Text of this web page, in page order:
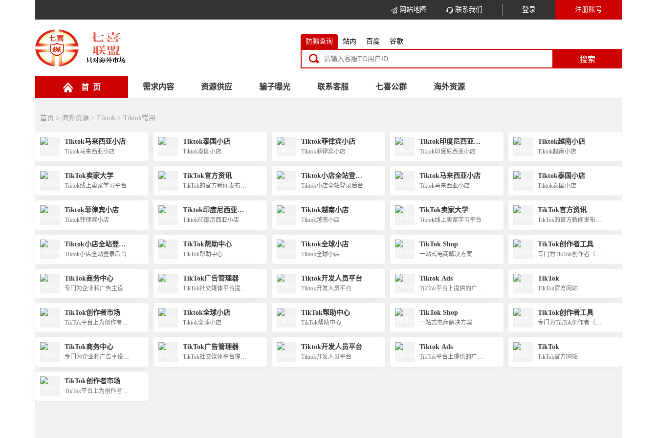
注册账号
登录
联系我们
网站地图
防骗查询 站内 百度 谷歌
搜索
首 页 需求内容 资源供应 骗子曝光 联系客服 七喜公群 海外资源
首页 > 海外资源 > Tiktok > Tiktok常用
Tiktok马来西亚小店
Tiktok马来西亚小店
Tiktok泰国小店
Tiktok泰国小店
Tiktok菲律宾小店
Tiktok菲律宾小店
Tiktok印度尼西亚小
店
Tiktok印度尼西亚小店
Tiktok越南小店
Tiktok越南小店
TikTok卖家大学
Tiktok线上卖家学习平台
TikTok官方资讯
TikTok的官方新闻发布平
Tiktok小店全站登录
后台
Tiktok小店全站登录后台
Tiktok马来西亚小店
Tiktok马来西亚小店
Tiktok泰国小店
Tiktok泰国小店
Tiktok菲律宾小店
Tiktok菲律宾小店
Tiktok印度尼西亚小
店
Tiktok印度尼西亚小店
Tiktok越南小店
Tiktok越南小店
TikTok卖家大学
Tiktok线上卖家学习平台
TikTok官方资讯
TikTok的官方新闻发布平
Tiktok小店全站登录
后台
Tiktok小店全站登录后台
TikTok帮助中心
TikTok帮助中心
Tiktok全球小店
Tiktok全球小店
TikTok Shop
一站式电商解决方案
TikTok创作者工具
专门为TikTok创作者（内
TikTok商务中心
专门为企业和广告主设计
TikTok广告管理器
TikTok社交媒体平台提供
Tiktok开发人员平台
Tiktok开发人员平台
Tiktok Ads
TikTok平台上提供的广告
TikTok
TikTok官方网站
TikTok创作者市场
TikTok平台上为创作者提
Tiktok全球小店
Tiktok全球小店
TikTok帮助中心
TikTok帮助中心
TikTok Shop
一站式电商解决方案
TikTok创作者工具
专门为TikTok创作者（内
TikTok商务中心
专门为企业和广告主设计
TikTok广告管理器
TikTok社交媒体平台提供
Tiktok开发人员平台
Tiktok开发人员平台
Tiktok Ads
TikTok平台上提供的广告
TikTok
TikTok官方网站
TikTok创作者市场
TikTok平台上为创作者提